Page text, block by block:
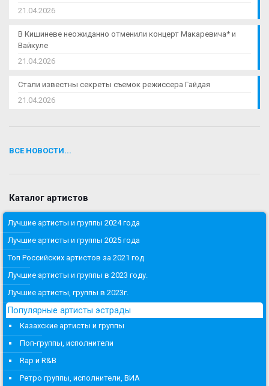
21.04.2026
В Кишиневе неожиданно отменили концерт Макаревича* и
Вайкуле
21.04.2026
Стали известны секреты съемок режиссера Гайдая
21.04.2026
ВСЕ НОВОСТИ...
Каталог артистов
Лучшие артисты и группы 2024 года
Лучшие артисты и группы 2025 года
Топ Российских артистов за 2021 год
Лучшие артисты и группы в 2023 году.
Лучшие артисты, группы в 2023г.
Популярные артисты эстрады
Казахские артисты и группы
Поп-группы, исполнители
Rap и R&B
Ретро группы, исполнители, ВИА